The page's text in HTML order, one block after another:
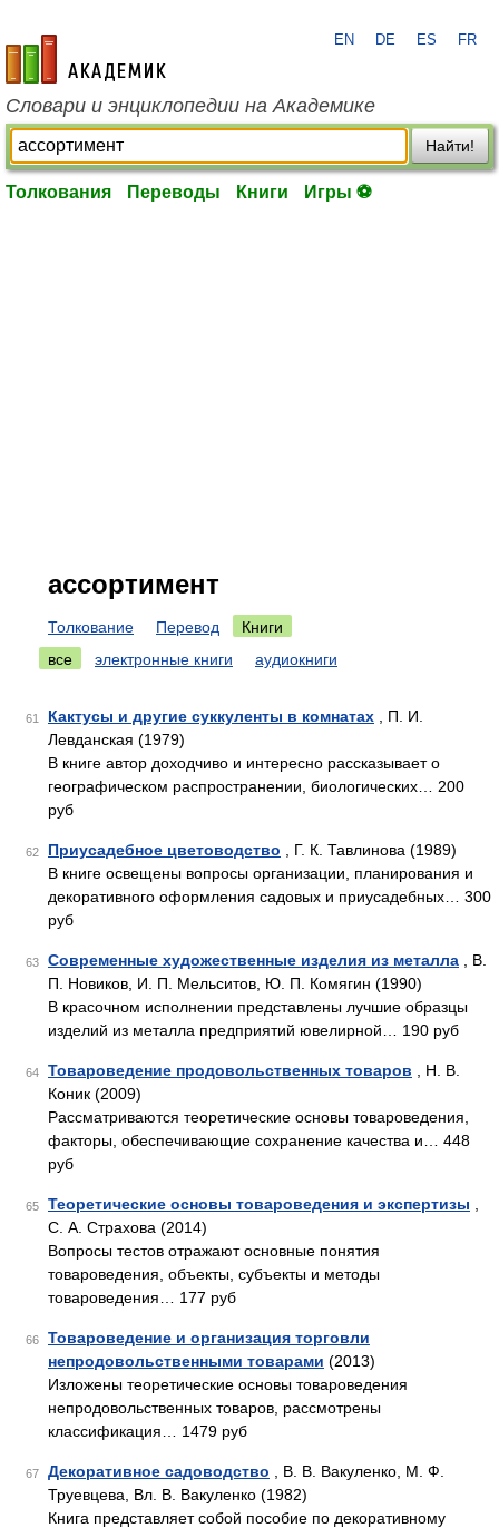
academic.ru
EN DE ES FR
Словари и энциклопедии на Академике
Найти!
Толкования Переводы Книги Игры ⚽
ассортимент
Толкование Перевод
Книги
все
электронные книги аудиокниги
61 Кактусы и другие суккуленты в комнатах , П. И.
Левданская (1979)
В книге автор доходчиво и интересно рассказывает о
географическом распространении, биологических… 200
руб
62 Приусадебное цветоводство , Г. К. Тавлинова (1989)
В книге освещены вопросы организации, планирования и
декоративного оформления садовых и приусадебных… 300
руб
63 Современные художественные изделия из металла , В.
П. Новиков, И. П. Мельситов, Ю. П. Комягин (1990)
В красочном исполнении представлены лучшие образцы
изделий из металла предприятий ювелирной… 190 руб
64 Товароведение продовольственных товаров , Н. В.
Коник (2009)
Рассматриваются теоретические основы товароведения,
факторы, обеспечивающие сохранение качества и… 448
руб
65 Теоретические основы товароведения и экспертизы
С. А. Страхова (2014)
Вопросы тестов отражают основные понятия
товароведения, объекты, субъекты и методы
товароведения… 177 руб
66
Товароведение и организация торговли
непродовольственными товарами (2013)
Изложены теоретические основы товароведения
непродовольственных товаров, рассмотрены
классификация… 1479 руб
67 Декоративное садоводство , В. В. Вакуленко, М. Ф.
Труевцева, Вл. В. Вакуленко (1982)
Книга представляет собой пособие по декоративному